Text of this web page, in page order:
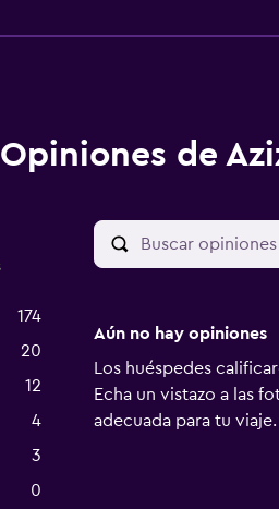
Opiniones de
174
20
12
4
3
0
Aún no hay opiniones
Los huéspedes
Echa un vistazo a las
adecuada para tu viaje.